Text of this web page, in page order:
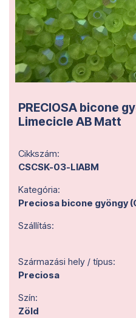
PRECIOSA bicone
Limecicle AB Matt
Cikkszám:
CSCSK-03-LIABM
Kategória:
Preciosa bicone gyöngy
Szállítás:
Származási hely / típus:
Preciosa
Szín:
Zöld